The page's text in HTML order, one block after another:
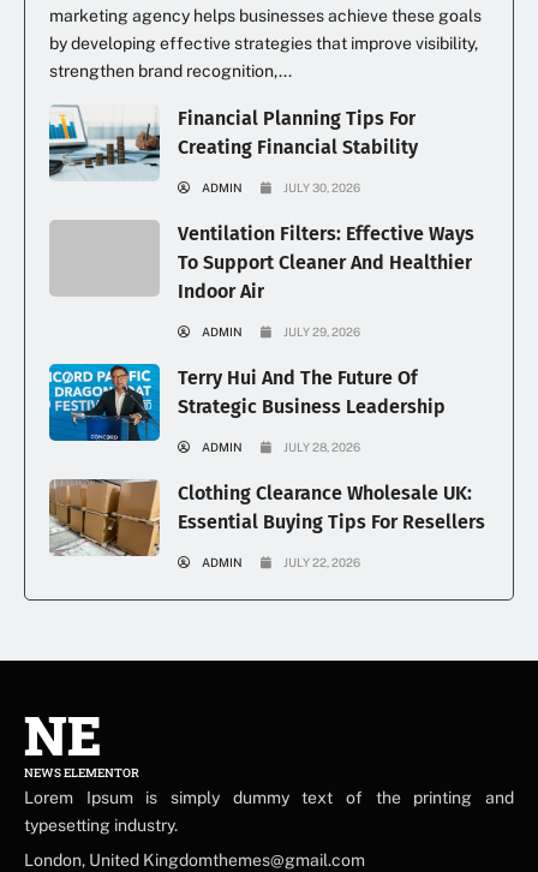
marketing agency helps businesses achieve these goals
by developing effective strategies that improve visibility,
strengthen brand recognition,...
Financial Planning Tips For
Creating Financial Stability
ADMIN JULY 30, 2026
Ventilation Filters: Effective Ways
To Support Cleaner And Healthier
Indoor Air
ADMIN JULY 29, 2026
Terry Hui And The Future Of
Strategic Business Leadership
ADMIN JULY 28, 2026
Clothing Clearance Wholesale UK:
Essential Buying Tips For Resellers
ADMIN JULY 22, 2026
NE
NEWS ELEMENTOR
Lorem Ipsum is simply dummy text of the printing and
typesetting industry.
London, United Kingdomthemes@gmail.com